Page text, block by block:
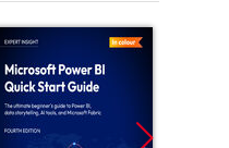
JavaScript